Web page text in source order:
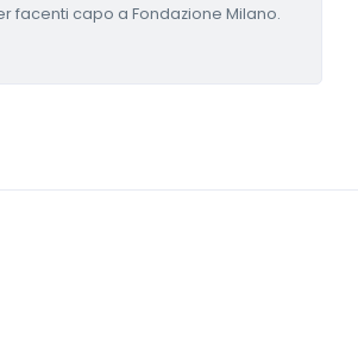
facenti capo a Fondazione Milano.